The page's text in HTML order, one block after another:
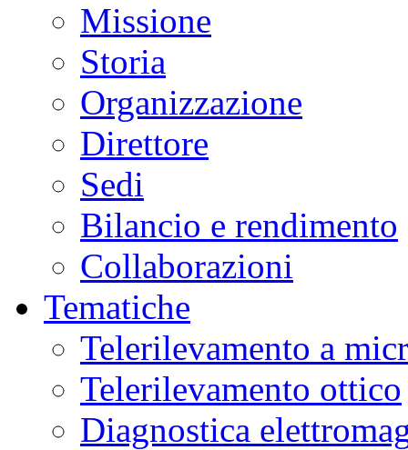
Missione
Storia
Organizzazione
Direttore
Sedi
Bilancio e rendimento
Collaborazioni
Tematiche
Telerilevamento a
Telerilevamento ottico
Diagnostica